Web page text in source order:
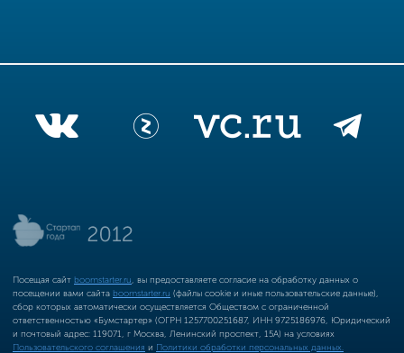
Посещая сайт boomstarter.ru , вы предоставляете согласие на обработку данных о
посещении вами сайта boomstarter.ru (файлы cookie и иные пользовательские данные),
сбор которых автоматически осуществляется Обществом с ограниченной
ответственностью «Бумстартер» (ОГРН 1257700251687, ИНН 9725186976, Юридический
и почтовый адрес: 119071, г Москва, Ленинский проспект, 15А) на условиях
Пользовательского соглашения и Политики обработки персональных данных.